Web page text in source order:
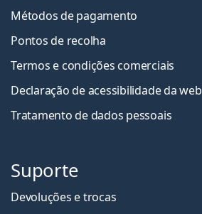
Métodos de pagamento
Pontos de recolha
Termos e condições comerciais
Declaração de acessibilidade da web
Tratamento de dados pessoais
Suporte
Devoluções e trocas